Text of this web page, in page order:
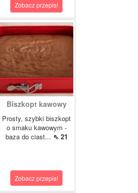
Zobacz przepis!
Biszkopt kawowy
Prosty, szybki biszkopt
o smaku kawowym -
baza do ciast... ⇖ 21
Zobacz przepis!